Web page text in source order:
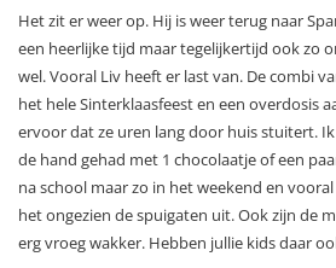
Het zit er weer op. Hij is weer terug naar
een heerlijke tijd maar tegelijkertijd ook zo
wel. Vooral Liv heeft er last van. De combi
het hele Sinterklaasfeest en een overdosis
ervoor dat ze uren lang door huis stuitert.
de hand gehad met 1 chocolaatje of een
na school maar zo in het weekend en
het ongezien de spuigaten uit. Ook zijn de
erg vroeg wakker. Hebben jullie kids daar